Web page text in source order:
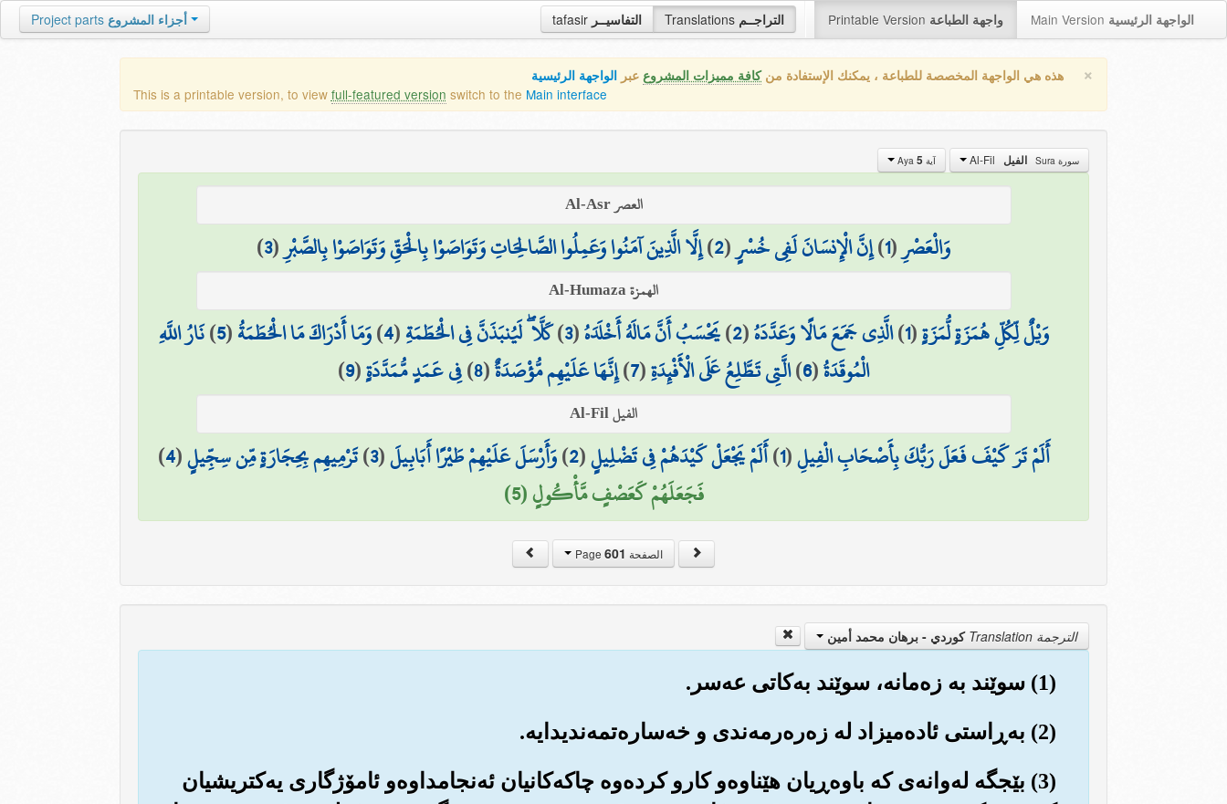
tafasir التفاسيــر Translations التراجــم Printable Version واجهة الطباعة Main Version الواجهة الرئيسية Project parts أجزاء المشروع
× هذه هي الواجهة المخصصة للطباعة ، يمكنك الإستفادة منكافة مميزات المشروع عبر الواجهة الرئيسية
This is a printable version, to view full-featured version switch to the Main interface
سورة Sura الفيل آية Aya 5
العصر Al-Asr
وَالْعَصْرِ(
1
)إِنَّ الْإِنسَانَ لَفِي خُسْرٍ(
2
)إِلَّا الَّذِينَ آمَنُوا وَعَمِلُوا الصَّالِحَاتِ وَتَوَاصَوْا بِالْحَقِّ وَتَوَاصَوْا بِالصَّبْرِ(
3
)
الهمزة Al-Humaza
وَيْلٌ لِّكُلِّ هُمَزَةٍ لُّمَزَةٍ(
1
)الَّذِي جَمَعَ مَالًا وَعَدَّدَهُ(
2
)يَحْسَبُ أَنَّ مَالَهُ أَخْلَدَهُ(
3
)كَلَّا ۖ لَيُنبَذَنَّ فِي الْحُطَمَةِ(
4
)وَمَا أَدْرَاكَ مَا الْحُطَمَةُ(
5
)نَارُ اللَّهِ
الْمُوقَدَةُ(
6
)الَّتِي تَطَّلِعُ عَلَى الْأَفْئِدَةِ(
7
)إِنَّهَا عَلَيْهِم مُّؤْصَدَةٌ(
8
)فِي عَمَدٍ مُّمَدَّدَةٍ(
9
)
الفيل Al-Fil
أَلَمْ تَرَ كَيْفَ فَعَلَ رَبُّكَ بِأَصْحَابِ الْفِيلِ(
1
)أَلَمْ يَجْعَلْ كَيْدَهُمْ فِي تَضْلِيلٍ(
2
)وَأَرْسَلَ عَلَيْهِمْ طَيْرًا أَبَابِيلَ(
3
)تَرْمِيهِم بِحِجَارَةٍ مِّن سِجِّيلٍ(
4
)
فَجَعَلَهُمْ كَعَصْفٍ مَّأْكُولٍ (5)
الصفحة Page 601
الترجمة Translation كوردي - برهان محمد أمين
(1) سوێند به زه‌مانه‌، سوێند به‌کاتی عه‌سر.
(2) به‌ڕاستی ئاده‌میزاد له زه‌ره‌رمه‌ندی و خه‌ساره‌تمه‌ندیدایه‌.
(3) بێجگه له‌وانه‌ی که باوه‌ڕیان هێناوه‌و کارو کرده‌وه چاکه‌کانیان ئه‌نجامداوه‌و ئامۆژگاری یه‌کتریشیان